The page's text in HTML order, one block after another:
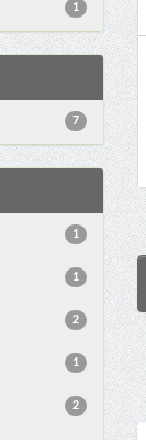
1
7
1
1
2
1
2